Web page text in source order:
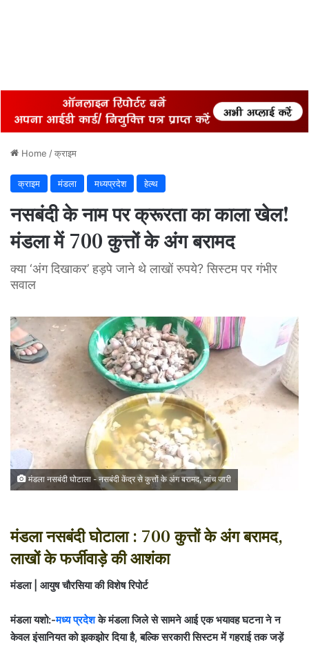
Home /क्राइम
क्राइम मंडला मध्यप्रदेश हेल्थ
नसबंदी के नाम पर क्रूरता का काला खेल!
मंडला में 700 कुत्तों के अंग बरामद
क्या ‘अंग दिखाकर’ हड़पे जाने थे लाखों रुपये? सिस्टम पर गंभीर
सवाल
मंडला नसबंदी घोटाला - नसबंदी केंद्र से कुत्तों के अंग बरामद, जांच जारी
मंडला नसबंदी घोटाला : 700 कुत्तों के अंग बरामद,
लाखों के फर्जीवाड़े की आशंका
मंडला | आयुष चौरसिया की विशेष रिपोर्ट
मंडला यशो:-मध्य प्रदेशके मंडला जिले से सामने आई एक भयावह घटना ने न
केवल इंसानियत को झकझोर दिया है, बल्कि सरकारी सिस्टम में गहराई तक जड़ें